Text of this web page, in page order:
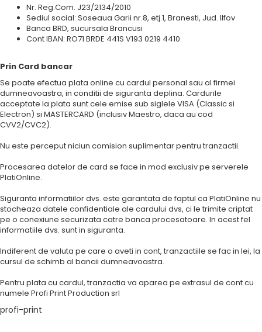
Prelata
Mesh
Backlite poliplan
plasa schela personalizabila
Printuri format mare rigid
Carton
Acrylic glass
APET
Bond
PETG
Placi rigide PVC
Polipropilena celulara
Stadur
Cernela alba ,lac selectiv si primer
Primer
Cutting
Cos sarma cu liner pet
Counter Display
Parasit sarma cu header
Stand metalic cu panou
Stand rotativ hexagonal
Stand rotativ rectangular
Stand Vertical Ramoku
Stopper podea cu panou
Suport sticle din sarma
standuri carton
Counter Display
Standuri injectie plastic
Stand plastic mic injectie
Rama Aluminiu cu textil
Roll-up banner
Textil up show
Sisteme afisaj aluminium cu print
Desk textil forma pictura apa
Desk textil oval
Panou textil Cobra
Panou textil Snake
Panou textil Top singular
People stopper windy
Pop UP textil curbat
Pop up textil serpuit
Sistem textil angled
stand textil pt brosuri
angajatilor - COVID
Sisteme de protectie
Display cu picior detasabil ECO PET
Ecran protector cu picior de inox
Ecran protector cu picior de plexi
Creatie si DTP
Randari 3D
Mobilier comercial
Mobilier comercial iluminat
Scaune Metal
Model 3D
Neon led flexibil
Rafturi si displayuri personalizate
Semnalistica
Literevolumetrice iluminate
Nr. Reg.Com. J23/2134/2010
Sediul social: Soseaua Garii nr.8, etj.1, Branesti, Jud. Ilfov
Banca BRD, sucursala Brancusi
Cont IBAN: RO71 BRDE 441S V193 0219 4410
Prin Card bancar
Se poate efectua plata online cu cardul personal sau al firmei
dumneavoastra, in conditii de siguranta deplina. Cardurile
acceptate la plata sunt cele emise sub siglele VISA (Classic si
Electron) si MASTERCARD (inclusiv Maestro, daca au cod
CVV2/CVC2).
Nu este perceput niciun comision suplimentar pentru tranzactii.
Procesarea datelor de card se face in mod exclusiv pe serverele
PlatiOnline.
Siguranta informatiilor dvs. este garantata de faptul ca PlatiOnline nu
stocheaza datele confidentiale ale cardului dvs, ci le trimite criptat
pe o conexiune securizata catre banca procesatoare. In acest fel
informatiile dvs. sunt in siguranta.
Indiferent de valuta pe care o aveti in cont, tranzactiile se fac in lei, la
cursul de schimb al bancii dumneavoastra.
Pentru plata cu cardul, tranzactia va aparea pe extrasul de cont cu
numele Profi Print Production srl
profi-print